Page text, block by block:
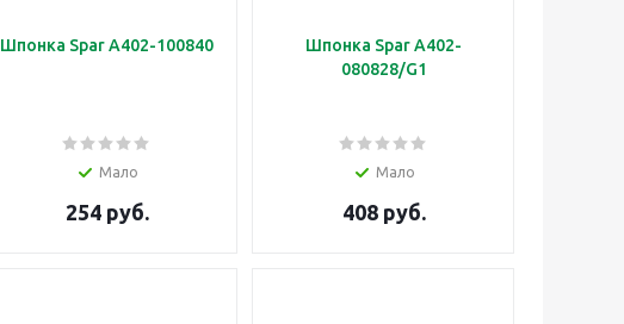
Шпонка Spar A402-100840
Мало
254 руб.
Шпонка Spar A402-
080828/G1
Мало
408 руб.